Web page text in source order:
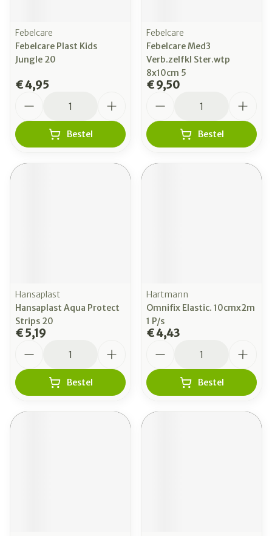
Febelcare
Febelcare Plast Kids
Jungle 20
€ 4,95
Bestel
Febelcare
Febelcare Med3
Verb.zelfkl Ster.wtp
8x10cm 5
€ 9,50
Bestel
Hansaplast
Hansaplast Aqua Protect
Strips 20
€ 5,19
Bestel
Hartmann
Omnifix Elastic. 10cmx2m
1 P/s
€ 4,43
Bestel